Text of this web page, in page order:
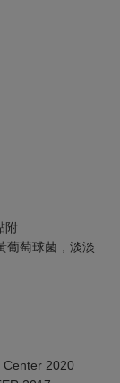
附
葡萄球菌，淡淡
Center 2020